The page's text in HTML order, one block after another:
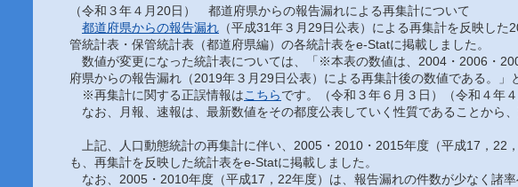
（令和３年４月20日） 都道府県からの報告漏れによる再集計について
都道府県からの報告漏れ （平成31年３月29日公表）による再集計を反映し
管統計表・保管統計表（都道府県編）の各統計表をe-Statに掲載しました。
数値が変更になった統計表については、「※本表の数値は、2004・2006・
府県からの報告漏れ（2019年３月29日公表）による再集計後の数値である。」
※再集計に関する正誤情報はこちらです。（令和３年６月３日）（令和４年４
なお、月報、速報は、最新数値をその都度公表していく性質であることから
上記、人口動態統計の再集計に伴い、2005・2010・2015年度（平成17，22
も、再集計を反映した統計表をe-Statに掲載しました。
なお、2005・2010年度（平成17，22年度）は、報告漏れの件数が少なく諸